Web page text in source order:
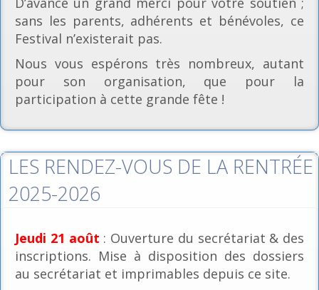
sans les parents, adhérents et bénévoles, ce
Festival n’existerait pas.
Nous vous espérons très nombreux, autant
pour son organisation, que pour la
participation à cette grande fête !
LES RENDEZ-VOUS DE LA RENTRÉE
2025-2026
Jeudi 21 août : Ouverture du secrétariat & des
inscriptions. Mise à disposition des dossiers
au secrétariat et imprimables depuis ce site.